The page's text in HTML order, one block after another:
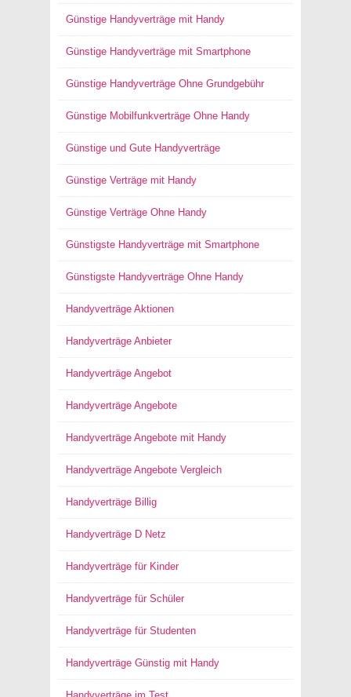
Günstige Handyverträge mit Handy
Günstige Handyverträge mit Smartphone
Günstige Handyverträge Ohne Grundgebühr
Günstige Mobilfunkverträge Ohne Handy
Günstige und Gute Handyverträge
Günstige Verträge mit Handy
Günstige Verträge Ohne Handy
Günstigste Handyverträge mit Smartphone
Günstigste Handyverträge Ohne Handy
Handyverträge Aktionen
Handyverträge Anbieter
Handyverträge Angebot
Handyverträge Angebote
Handyverträge Angebote mit Handy
Handyverträge Angebote Vergleich
Handyverträge Billig
Handyverträge D Netz
Handyverträge für Kinder
Handyverträge für Schüler
Handyverträge für Studenten
Handyverträge Günstig mit Handy